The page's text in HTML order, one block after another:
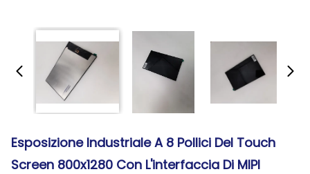
Esposizione Industriale A 8 Pollici Del Touch
Screen 800x1280 Con L'interfaccia Di MIPI